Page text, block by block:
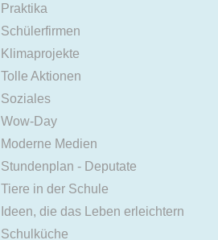
Praktika
Schülerfirmen
Klimaprojekte
Tolle Aktionen
Soziales
Wow-Day
Moderne Medien
Stundenplan - Deputate
Tiere in der Schule
Ideen, die das Leben erleichtern
Schulküche